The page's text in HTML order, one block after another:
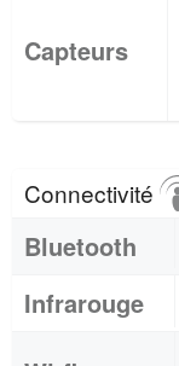
Capteurs
Connectivité
Bluetooth
Infrarouge